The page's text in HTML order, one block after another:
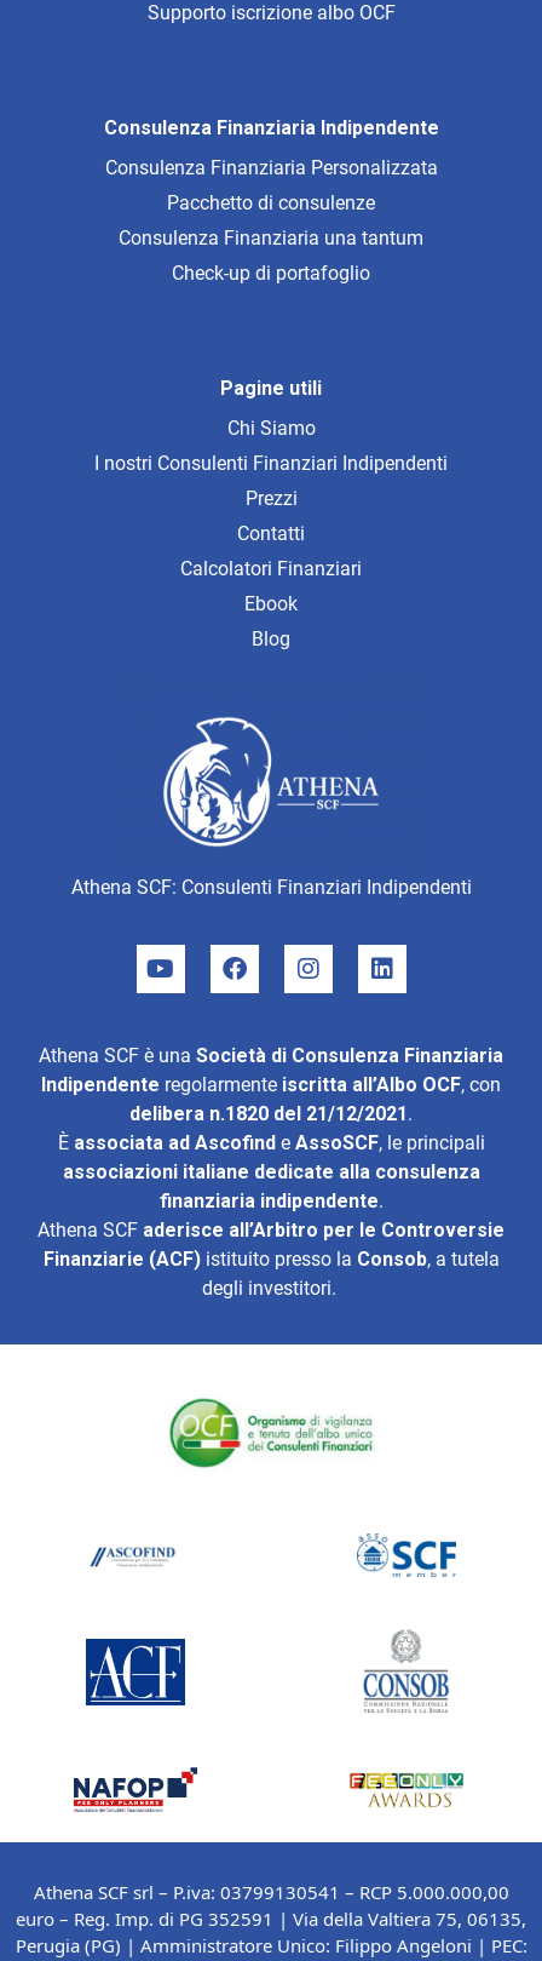
Athena SCF: Consulenti Finanziari Indipendenti
Pagine utili
Chi Siamo
I nostri Consulenti Finanziari Indipendenti
Prezzi
Contatti
Calcolatori Finanziari
Ebook
Blog
Consulenza Finanziaria Indipendente
Consulenza Finanziaria Personalizzata
Pacchetto di consulenze
Consulenza Finanziaria una tantum
Check-up di portafoglio
Supporto iscrizione albo OCF
Athena SCF è una Società di Consulenza Finanziaria
Indipendente regolarmente iscritta all’Albo OCF, con
delibera n.1820 del 21/12/2021.
È associata ad Ascofinde AssoSCF, le principali
associazioni italiane dedicate alla consulenza
finanziaria indipendente.
Athena SCF aderisce all’Arbitro per le Controversie
Finanziarie (ACF)istituito presso la Consob, a tutela
degli investitori.
Athena SCF srl – P.iva: 03799130541 – RCP 5.000.000,00
euro – Reg. Imp. di PG 352591 | Via della Valtiera 75, 06135,
Perugia (PG) | Amministratore Unico: Filippo Angeloni | PEC: